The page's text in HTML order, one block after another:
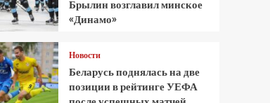
Брылин возглавил минское
«Динамо»
Новости
Беларусь поднялась на две
позиции в рейтинге УЕФА